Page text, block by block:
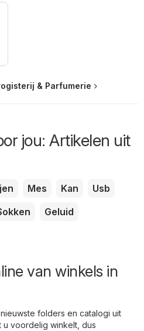
& Parfumerie
jou: Artikelen uit
Mes Kan
Usb
Geluid
van winkels in
folders en catalogi uit
u voordelig winkelt, dus